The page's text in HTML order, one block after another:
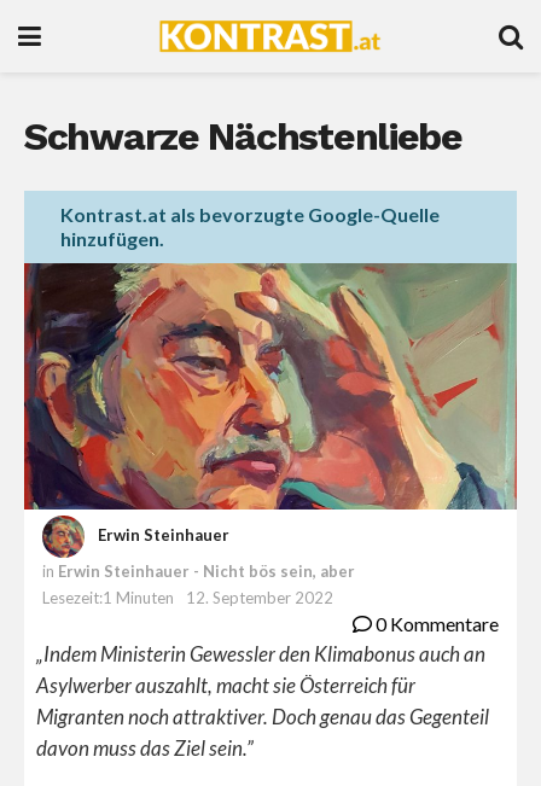
Schwarze Nächstenliebe
Kontrast.at als bevorzugte Google-Quelle
hinzufügen.
Erwin Steinhauer
in Erwin Steinhauer - Nicht bös sein, aber
Lesezeit:1 Minuten
12. September 2022
0 Kommentare
„Indem Ministerin Gewessler den Klimabonus auch an
Asylwerber auszahlt, macht sie Österreich für
Migranten noch attraktiver. Doch genau das Gegenteil
davon muss das Ziel sein.”